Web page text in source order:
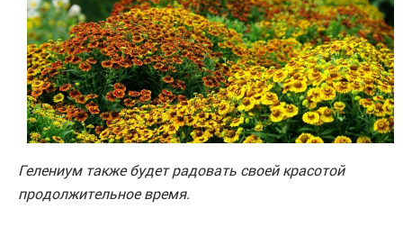
Гелениум также будет радовать своей красотой
продолжительное время.